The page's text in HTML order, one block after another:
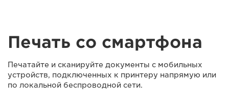
Печать со смартфона
Печатайте и сканируйте документы с мобильных
устройств, подключенных к принтеру напрямую или
по локальной беспроводной сети.